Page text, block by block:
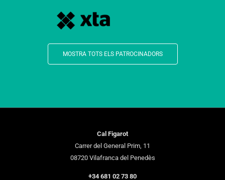
MOSTRA TOTS ELS PATROCINADORS
Cal Figarot
Carrer del General Prim, 11
08720 Vilafranca del Penedès
+34 681 02 73 80